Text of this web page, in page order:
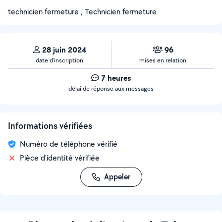
technicien fermeture , Technicien fermeture
28 juin 2024
date d’inscription
96
mises en relation
7 heures
délai de réponse aux messages
Informations vérifiées
Numéro de téléphone vérifié
Pièce d'identité vérifiée
Appeler